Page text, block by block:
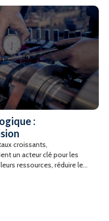
:
croissants,
un acteur clé pour les
ressources, réduire les
à la transition